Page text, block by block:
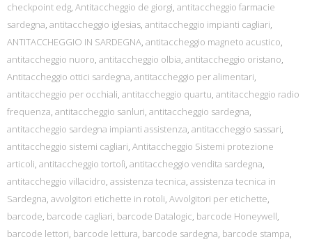
checkpoint edg, Antitaccheggio de giorgi, antitaccheggio farmacie
sardegna, antitaccheggio iglesias, antitaccheggio impianti cagliari,
ANTITACCHEGGIO IN SARDEGNA, antitaccheggio magneto acustico,
antitaccheggio nuoro, antitaccheggio olbia, antitaccheggio oristano,
Antitaccheggio ottici sardegna, antitaccheggio per alimentari,
antitaccheggio per occhiali, antitaccheggio quartu, antitaccheggio radio
frequenza, antitaccheggio sanluri, antitaccheggio sardegna,
antitaccheggio sardegna impianti assistenza, antitaccheggio sassari,
antitaccheggio sistemi cagliari, Antitaccheggio Sistemi protezione
articoli, antitaccheggio tortolì, antitaccheggio vendita sardegna,
antitaccheggio villacidro, assistenza tecnica, assistenza tecnica in
Sardegna, avvolgitori etichette in rotoli, Avvolgitori per etichette,
barcode, barcode cagliari, barcode Datalogic, barcode Honeywell,
barcode lettori, barcode lettura, barcode sardegna, barcode stampa,